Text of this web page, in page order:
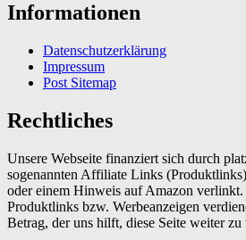
Informationen
Datenschutzerklärung
Impressum
Post Sitemap
Rechtliches
Unsere Webseite finanziert sich durch
sogenannten Affiliate Links
oder einem Hinweis auf Amazon
Produktlinks bzw. Werbeanzeigen
Betrag, der uns hilft, diese Seite weiter zu